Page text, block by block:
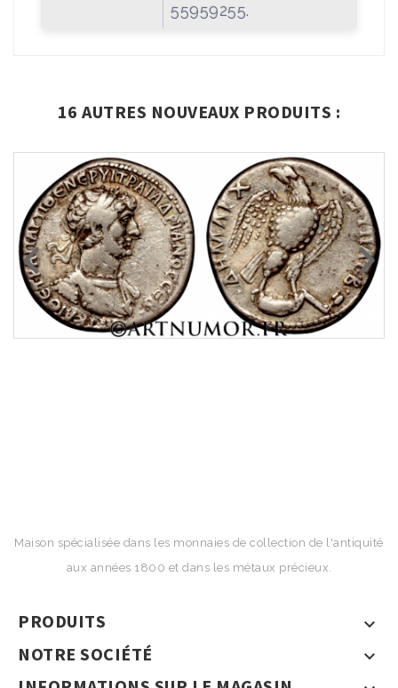
55959255.
16 AUTRES NOUVEAUX PRODUITS :
Maison spécialisée dans les monnaies de collection de l'antiquité
aux années 1800 et dans les métaux précieux.
PRODUITS 
NOTRE SOCIÉTÉ 